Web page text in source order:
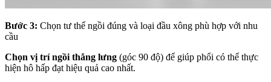
Bước 3: Chọn tư thế ngồi đúng và loại đầu xông phù hợp với nhu
cầu
Chọn vị trí ngồi thẳng lưng (góc 90 độ) để giúp phổi có thể thực
hiện hô hấp đạt hiệu quả cao nhất.